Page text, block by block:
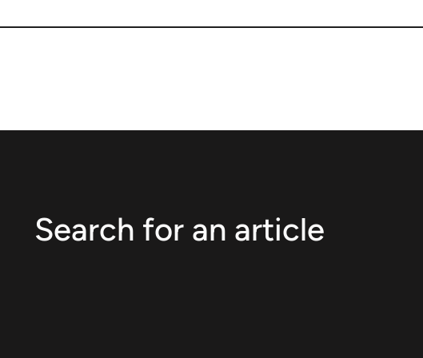
Search for an article